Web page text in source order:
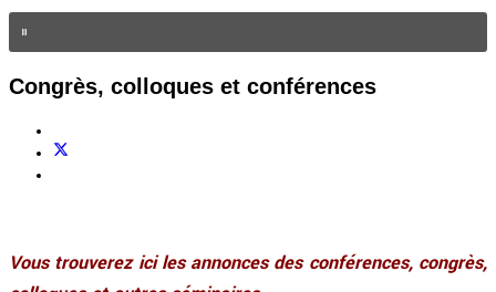
Congrès, colloques et conférences
Vous trouverez ici les annonces des conférences, congrès,